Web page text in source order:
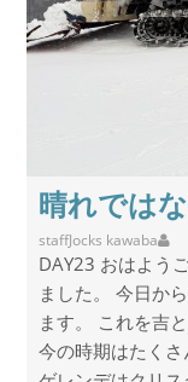
晴れでは
staffJocks kawaba
DAY23 おはよう
ました。 今日か
ます。 これを吉
今の時期はたく